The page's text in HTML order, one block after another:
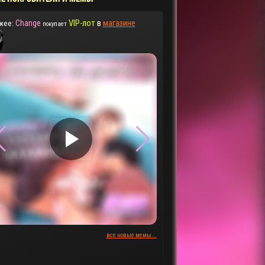
Change покупает VIP-лотв магазине
▶
все новые мемы...